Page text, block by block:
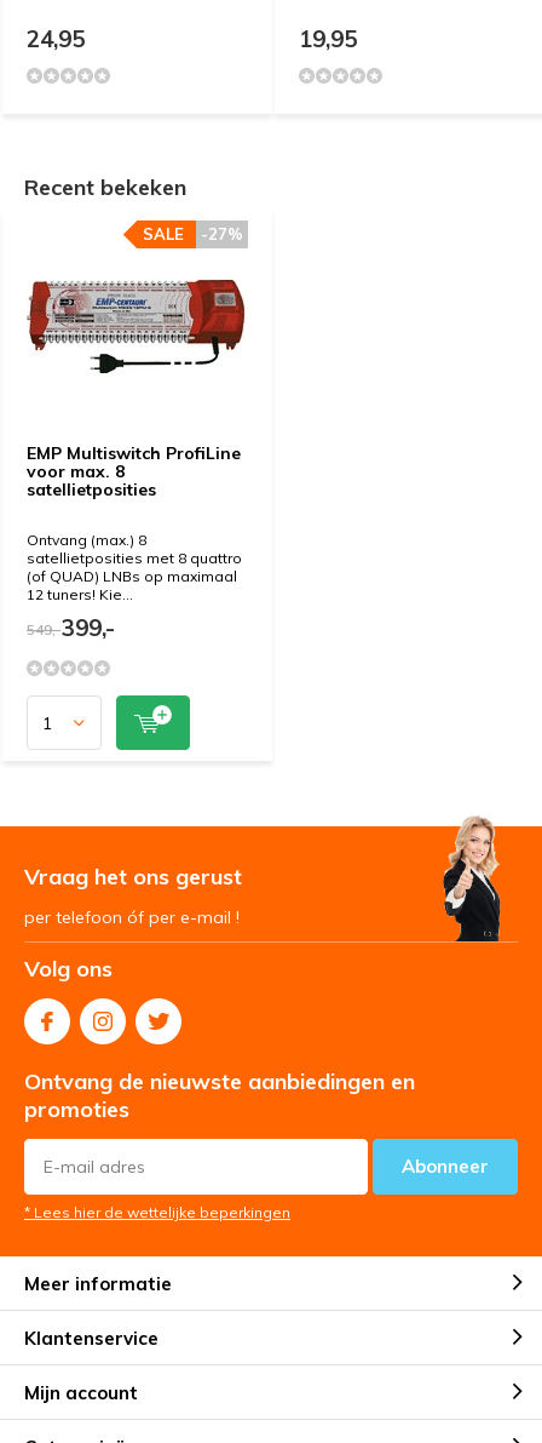
24,95 19,95
Recent bekeken
EMP Multiswitch ProfiLine
voor max. 8
satellietposities
-27%
SALE
Ontvang (max.) 8
satellietposities met 8 quattro
(of QUAD) LNBs op maximaal
12 tuners! Kie...
549,-399,-
Vraag het ons gerust
per telefoon óf per e-mail !
Volg ons
Ontvang de nieuwste aanbiedingen en
promoties
Abonneer
* Lees hier de wettelijke beperkingen
Meer informatie
Klantenservice
Mijn account